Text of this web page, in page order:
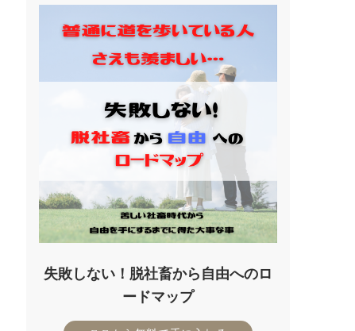
失敗しない！脱社畜から自由へのロ
ードマップ